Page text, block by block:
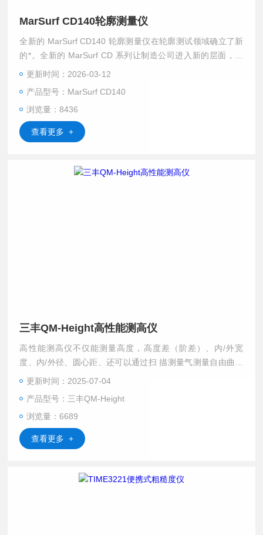
MarSurf CD140轮廓测量仪
全新的 MarSurf CD140 轮廓测量仪在轮廓测试领域确立了新
的*。全新的 MarSurf CD 系列让制造公司进入新的层面，能
够在测量室或邻近生产环境中可靠地保障和提升工件的制造质
提高贵公司系统的利润。
更新时间：2026-03-12
产品型号：MarSurf CD140
浏览量：8436
查看更多 +
三丰QM-Height高性能测高仪
高性能测高仪不仅能测量高度，高度差（阶差）、内/外宽
度、内/外径、圆心距、还可以通过扫 描测量气测量自由曲面
的最大/最小高度和跳动。并保存最近的测量结果（髙度量
更新时间：2025-07-04
产品型号：三丰QM-Height
浏览量：6689
查看更多 +